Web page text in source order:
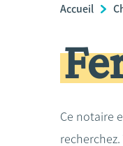
Accueil
Ce notaire